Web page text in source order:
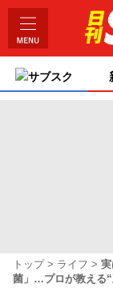
サブスク
トップ ライフ
菌」…プロが教える